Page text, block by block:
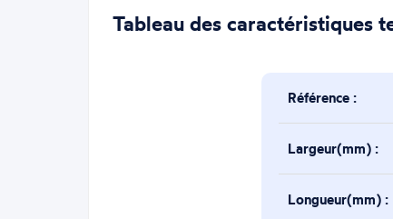
Tableau des caractéristiques
Référence :
Largeur(mm) :
Longueur(mm) :